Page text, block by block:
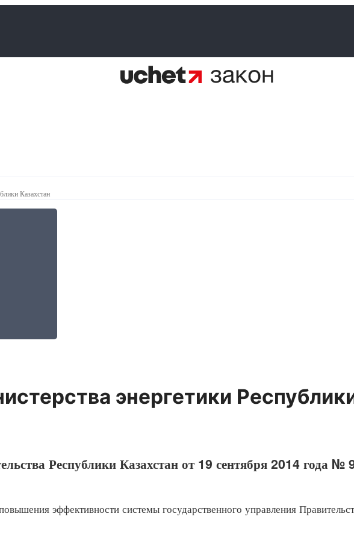
Казахстан
энергетики
Республики Казахстан от 19 сентября 2014 года №
эффективности системы государственного управления